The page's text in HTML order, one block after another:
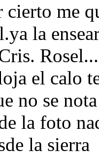
cierto me
la
el calo
no se
la foto
la sierra